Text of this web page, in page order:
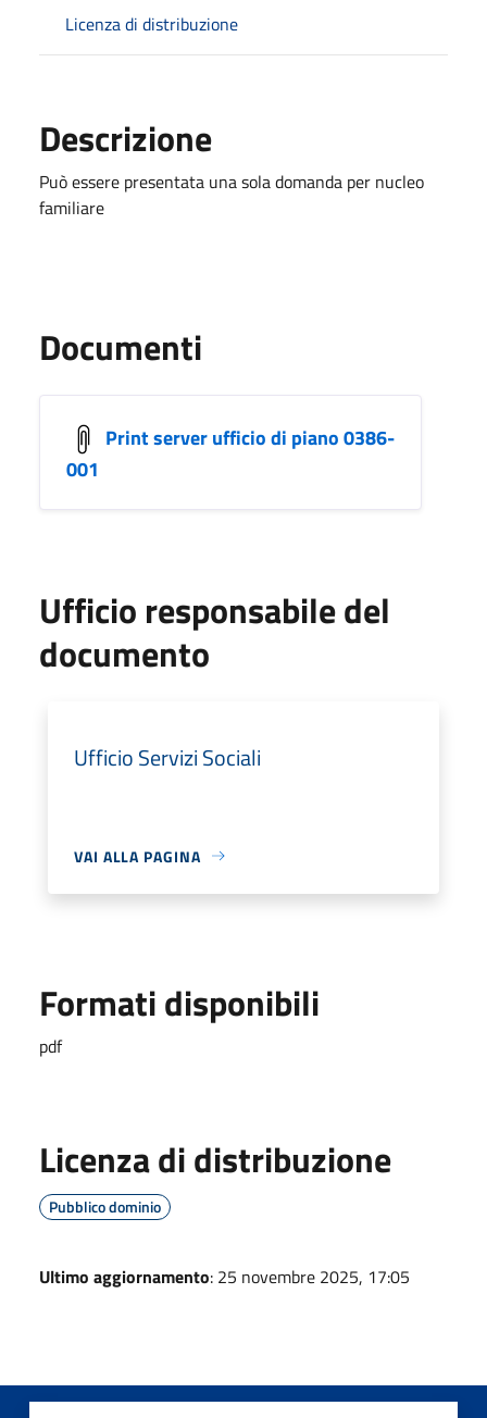
Licenza di distribuzione
Descrizione
Può essere presentata una sola domanda per nucleo
familiare
Documenti
Print server ufficio di piano 0386-
001
Ufficio responsabile del
documento
Ufficio Servizi Sociali
VAI ALLA PAGINA
Formati disponibili
pdf
Licenza di distribuzione
Pubblico dominio
Ultimo aggiornamento: 25 novembre 2025, 17:05